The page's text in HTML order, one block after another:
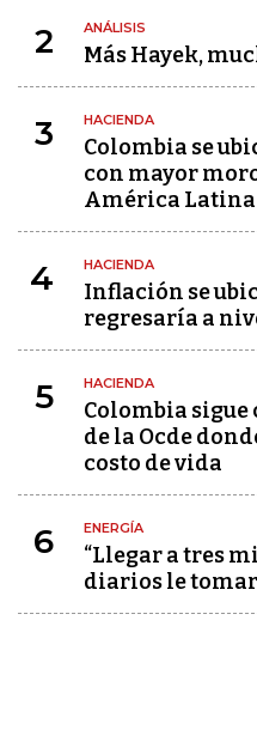
2 ANÁLISIS
Más Hayek,
3 HACIENDA
Colombia se
con mayor
América Latina
4 HACIENDA
Inflación se
regresaría a
5 HACIENDA
Colombia sigue
de la Ocde
costo de vida
6 ENERGÍA
“Llegar a tres
diarios le